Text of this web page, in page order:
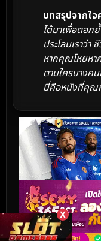
X
บทสรุปจากใ
ได้มาเพื่อตอก
ประโลมเราว่
หากคุณโหยหา
ตามใครบางค
นี่คือหนังที่คุณ